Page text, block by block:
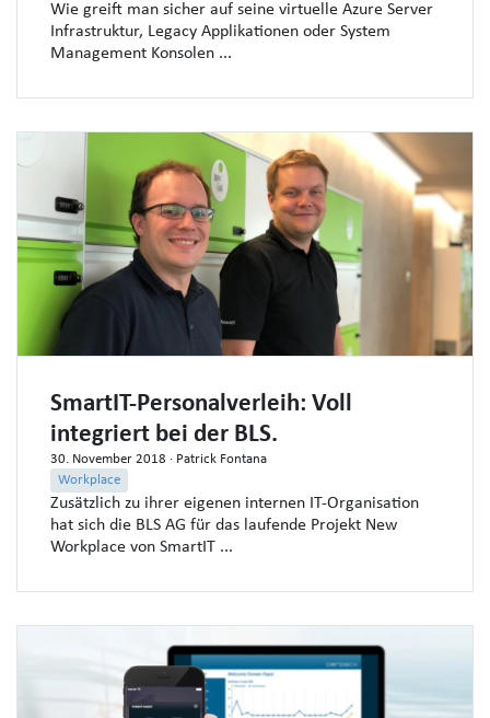
Wie greift man sicher auf seine virtuelle Azure Server
Infrastruktur, Legacy Applikationen oder System
Management Konsolen ...
SmartIT-Personalverleih: Voll
integriert bei der BLS.
30. November 2018 · Patrick Fontana
Workplace
Zusätzlich zu ihrer eigenen internen IT-Organisation
hat sich die BLS AG für das laufende Projekt New
Workplace von SmartIT ...